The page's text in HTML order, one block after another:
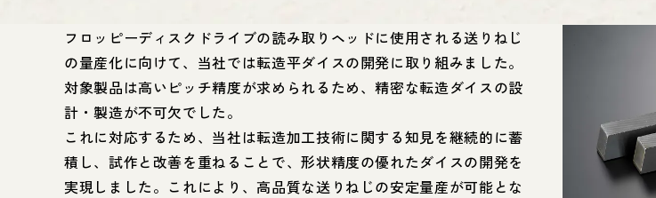
フロッピーディスクドライブの読み取りヘッドに使用される送りねじ
の量産化に向けて、当社では転造平ダイスの開発に取り組みました。
対象製品は高いピッチ精度が求められるため、精密な転造ダイスの設
計・製造が不可欠でした。
これに対応するため、当社は転造加工技術に関する知見を継続的に蓄
積し、試作と改善を重ねることで、形状精度の優れたダイスの開発を
実現しました。これにより、高品質な送りねじの安定量産が可能とな